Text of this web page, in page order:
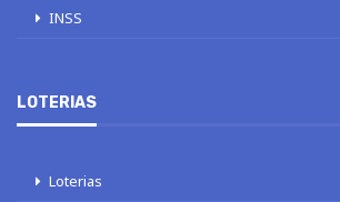
INSS
LOTERIAS
Loterias